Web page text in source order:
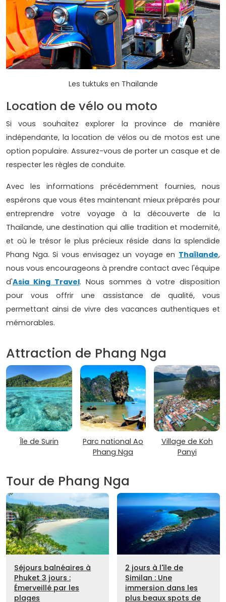
Les tuktuks en Thaïlande
Location de vélo ou moto
Si vous souhaitez explorer la province de manière
indépendante, la location de vélos ou de motos est une
option populaire. Assurez-vous de porter un casque et de
respecter les règles de conduite.
Avec les informations précédemment fournies, nous
espérons que vous êtes maintenant mieux préparés pour
entreprendre votre voyage à la découverte de la
Thaïlande, une destination qui allie tradition et modernité,
et où le trésor le plus précieux réside dans la splendide
Phang Nga. Si vous envisagez un voyage en Thaïlande,
nous vous encourageons à prendre contact avec l'équipe
d'Asia King Travel. Nous sommes à votre disposition
pour vous offrir une assistance de qualité, vous
permettant ainsi de vivre des vacances authentiques et
mémorables.
Attraction de Phang Nga
Île de Surin
Parc national Ao
Phang Nga
Village de Koh
Panyi
Tour de Phang Nga
Séjours balnéaires à
Phuket 3 jours :
Émerveillé par les
plages
2 jours à l'île de
Similan : Une
immersion dans les
plus beaux spots de